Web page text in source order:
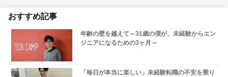
おすすめ記事
年齢の壁を越えて～31歳の僕が、未経験からエン
ジニアになるための3ヶ月～
「毎日が本当に楽しい」未経験転職の不安を乗り